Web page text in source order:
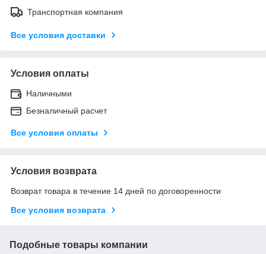
Транспортная компания
Все условия доставки
Условия оплаты
Наличными
Безналичный расчет
Все условия оплаты
Условия возврата
Возврат товара в течение 14 дней по договоренности
Все условия возврата
Подобные товары компании